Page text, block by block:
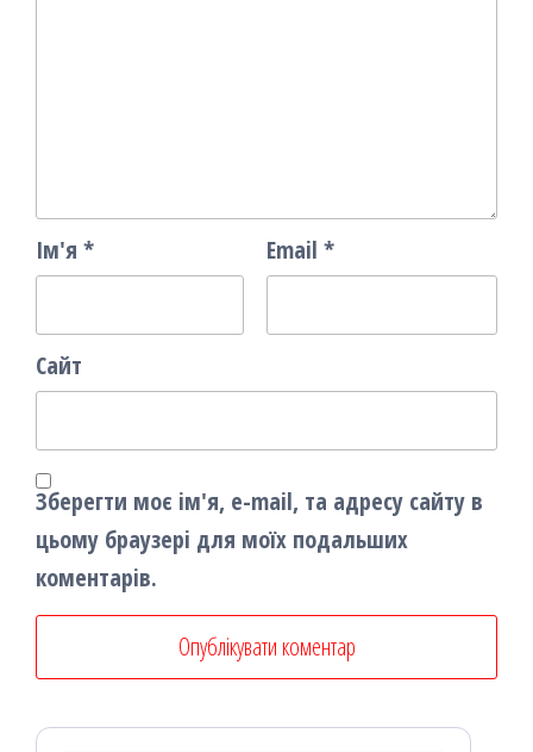
Ім'я * Email *
Сайт
Зберегти моє ім'я, e-mail, та адресу сайту в
цьому браузері для моїх подальших
коментарів.